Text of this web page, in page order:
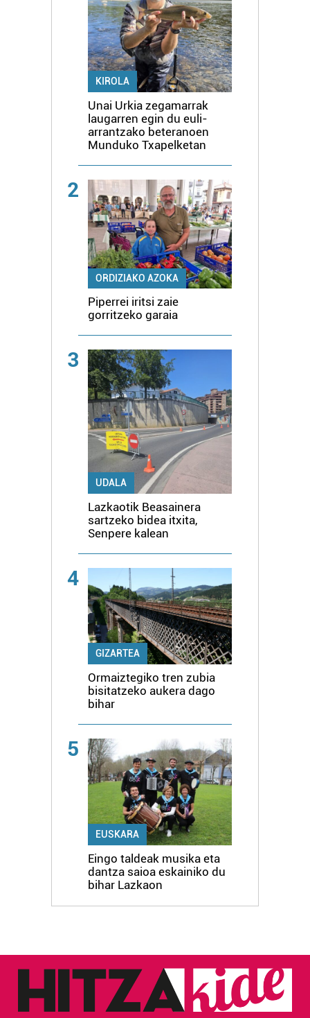
KIROLA
Unai Urkia zegamarrak
laugarren egin du euli-
arrantzako beteranoen
Munduko Txapelketan
2
ORDIZIAKO AZOKA
Piperrei iritsi zaie
gorritzeko garaia
3
UDALA
Lazkaotik Beasainera
sartzeko bidea itxita,
Senpere kalean
4
GIZARTEA
Ormaiztegiko tren zubia
bisitatzeko aukera dago
bihar
5
EUSKARA
Eingo taldeak musika eta
dantza saioa eskainiko du
bihar Lazkaon